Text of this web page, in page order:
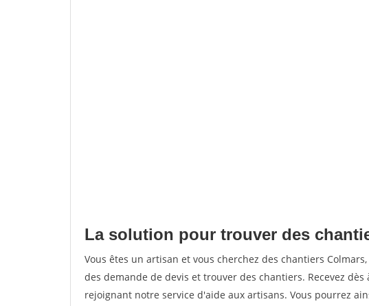
La solution pour trouver des
Vous êtes un artisan et vous cherchez des chantiers
des demande de devis et trouver des chantiers. Recevez
rejoignant notre service d'aide aux artisans. Vous pourrez